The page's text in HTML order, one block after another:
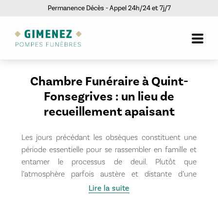
Permanence Décès - Appel 24h/24 et 7j/7
Chambre Funéraire à Quint-
Fonsegrives : un lieu de
recueillement apaisant
Les jours précédant les obsèques constituent une
période essentielle pour se rassembler en famille et
entamer le processus de deuil. Plutôt que
l’atmosphère parfois austère et distante d’une
chambre mortuaire hospitalière, les
Lire la suite